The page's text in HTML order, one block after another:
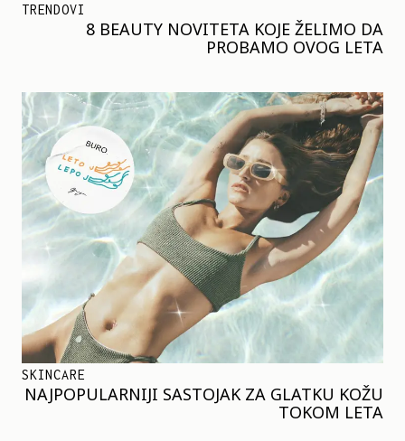
TRENDOVI
8 BEAUTY NOVITETA KOJE ŽELIMO DA
PROBAMO OVOG LETA
SKINCARE
NAJPOPULARNIJI SASTOJAK ZA GLATKU KOŽU
TOKOM LETA